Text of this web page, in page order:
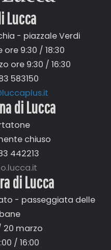
Lucca
- piazzale Verdi
ore 9:30 / 18:30
ore 9:30 / 16:30
583150
di Lucca
chiuso
442213
di Lucca
- passeggiata delle
20 marzo
/ 16:00